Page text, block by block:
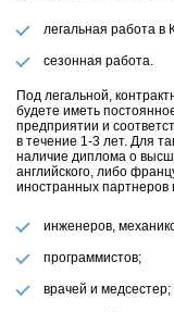
легальная работа в
сезонная работа.
Под легальной,
будете иметь
предприятии и
в течение 1-3 лет. Для
наличие диплома о
английского, либо
иностранных
инженеров,
программистов;
врачей и медсестер;